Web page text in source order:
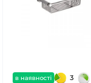
в наявності 3